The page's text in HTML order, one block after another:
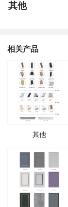
其他
相关产品
其他